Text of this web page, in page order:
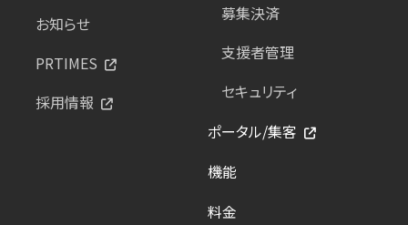
お知らせ
PRTIMES
採用情報
募集決済
支援者管理
セキュリティ
ポータル/集客
機能
料金